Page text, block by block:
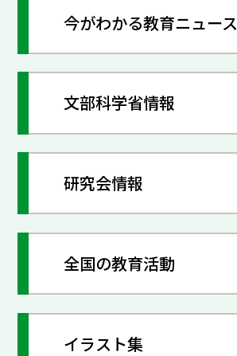
今がわかる教育ニュース
文部科学省情報
研究会情報
全国の教育活動
イラスト集